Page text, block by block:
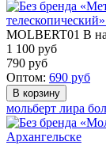
MOLBERT01 В
1 100 руб
790 руб
Оптом: 690 руб
мольберт лира